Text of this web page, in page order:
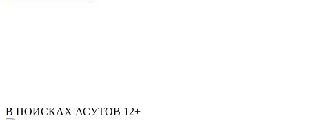
В ПОИСКАХ АСУТОВ 12+